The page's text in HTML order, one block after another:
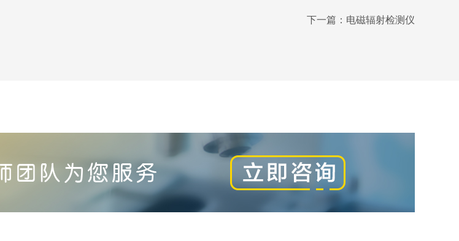
下一篇： 电磁辐射检测仪